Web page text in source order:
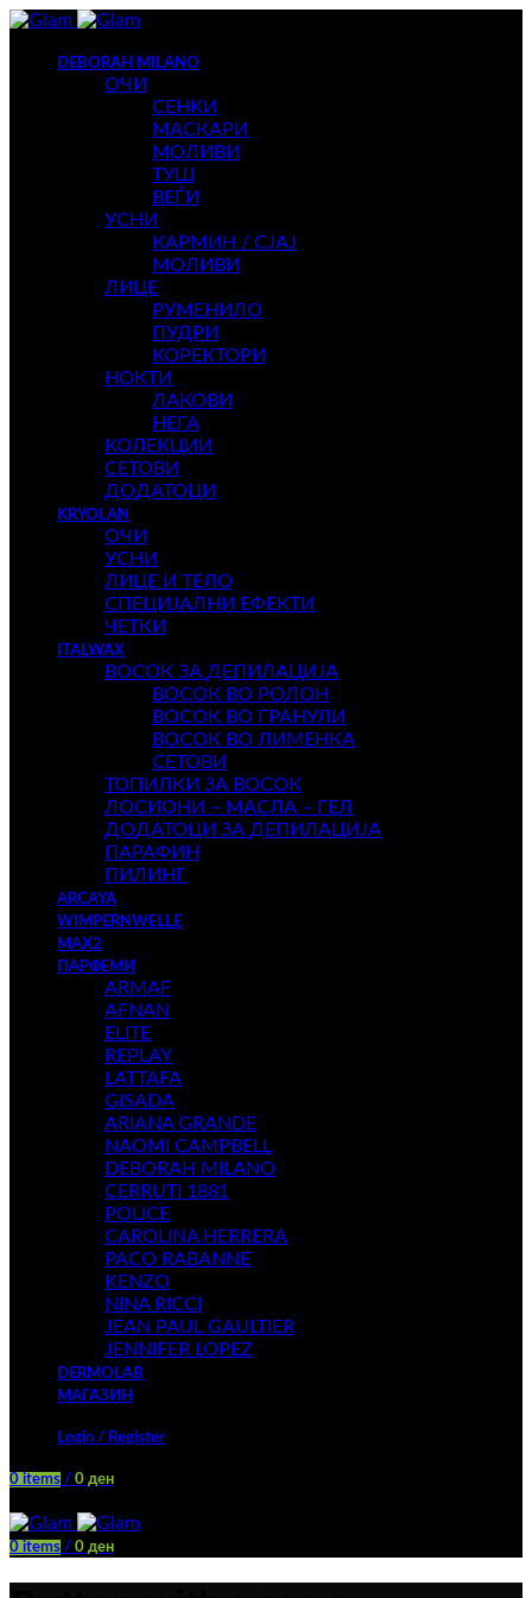
DEBORAH MILANO
ОЧИ
СЕНКИ
МАСКАРИ
МОЛИВИ
ТУШ
ВЕЃИ
УСНИ
КАРМИН / СЈАЈ
МОЛИВИ
ЛИЦЕ
РУМЕНИЛО
ПУДРИ
КОРЕКТОРИ
НОКТИ
ЛАКОВИ
НЕГА
КОЛЕКЦИИ
СЕТОВИ
ДОДАТОЦИ
KRYOLAN
ОЧИ
УСНИ
ЛИЦЕ И ТЕЛО
СПЕЦИЈАЛНИ ЕФЕКТИ
ЧЕТКИ
ITALWAX
ВОСОК ЗА ДЕПИЛАЦИЈА
ВОСОК ВО РОЛОН
ВОСОК ВО ГРАНУЛИ
ВОСОК ВО ЛИМЕНКА
СЕТОВИ
ТОПИЛКИ ЗА ВОСОК
ЛОСИОНИ – МАСЛА – ГЕЛ
ДОДАТОЦИ ЗА ДЕПИЛАЦИЈА
ПАРАФИН
ПИЛИНГ
ARCAYA
WIMPERNWELLE
MAX2
ПАРФЕМИ
ARMAF
AFNAN
ELITE
REPLAY
LATTAFA
GISADA
ARIANA GRANDE
NAOMI CAMPBELL
DEBORAH MILANO
CERRUTI 1881
POLICE
CAROLINA HERRERA
PACO RABANNE
KENZO
NINA RICCI
JEAN PAUL GAULTIER
JENNIFER LOPEZ
DERMOLAB
МАГАЗИН
Login / Register
0 items / 0 ден
0 items / 0 ден